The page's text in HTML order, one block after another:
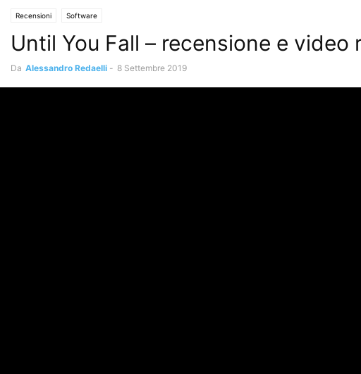
Recensioni Software
Until You Fall – recensione e video
Da Alessandro Redaelli - 8 Settembre 2019